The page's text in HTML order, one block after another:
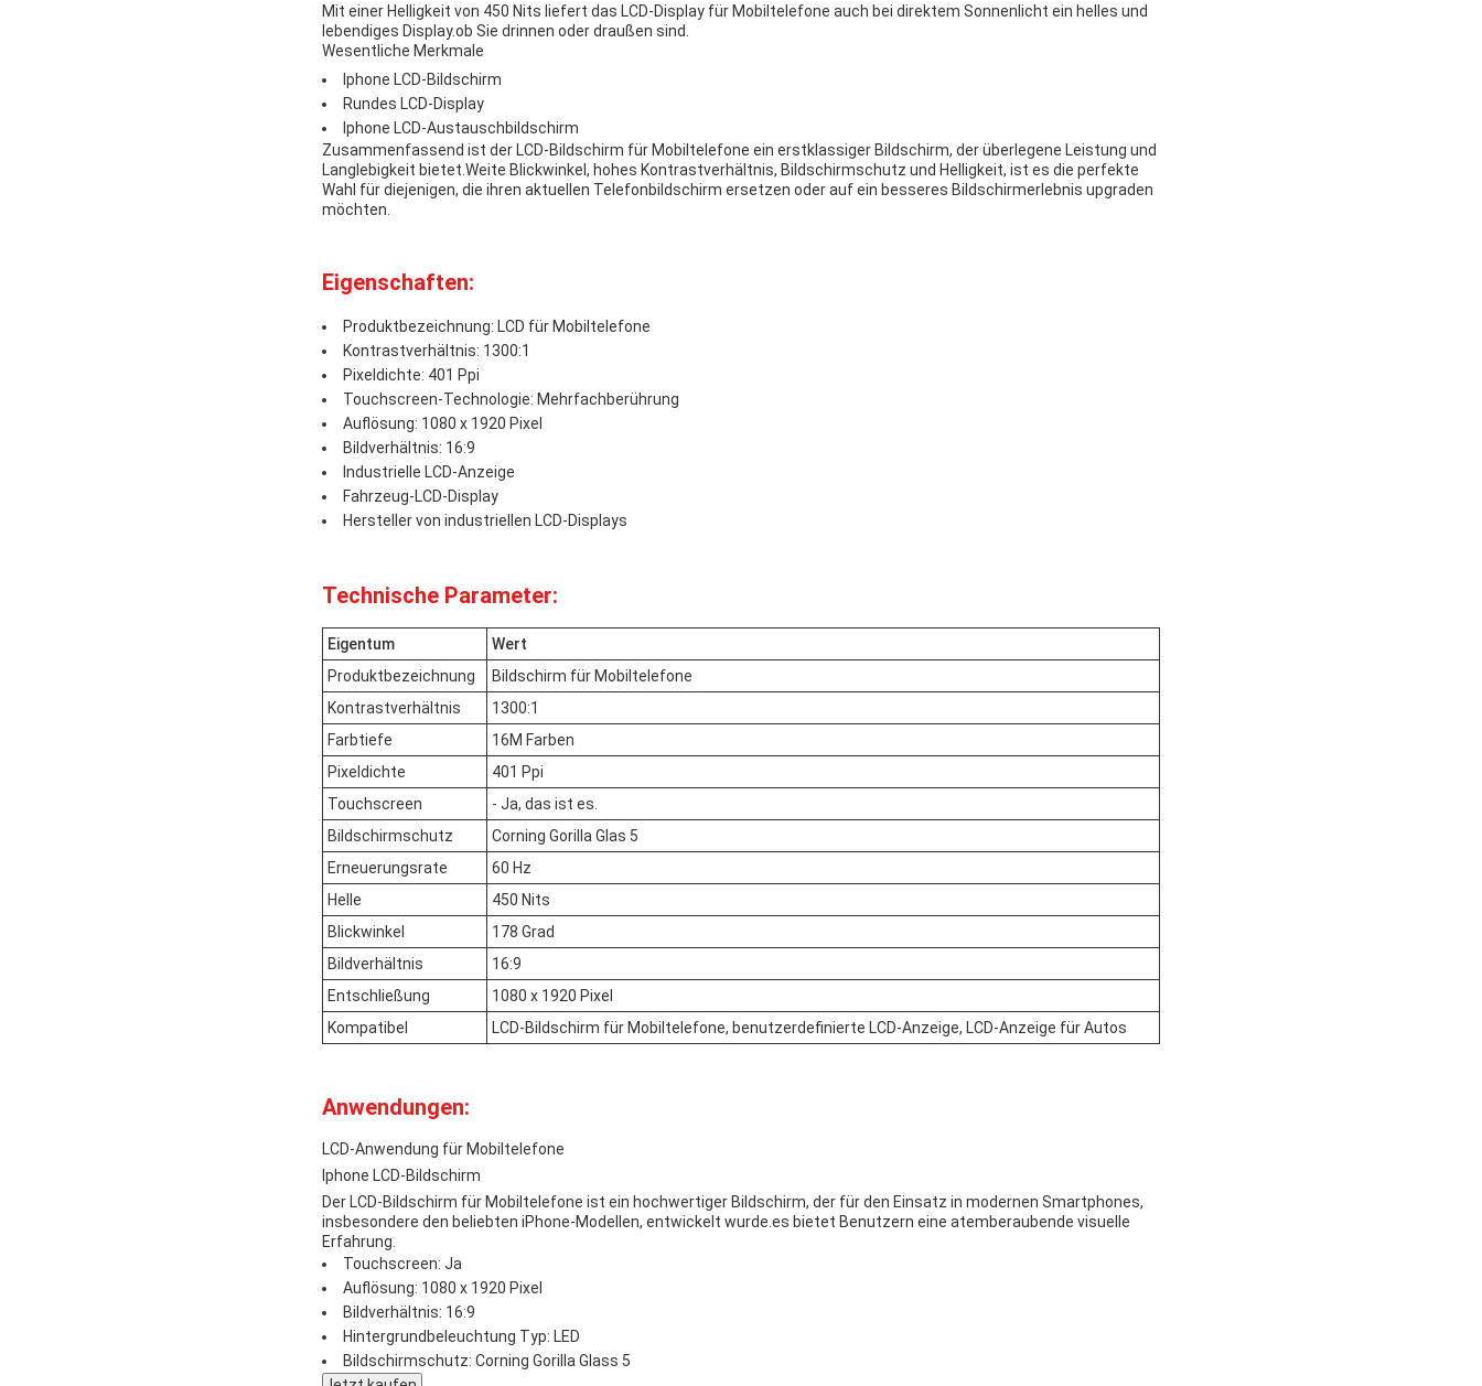
Mit einer Helligkeit von 450 Nits liefert das LCD-Display für Mobiltelefone auch bei direktem Sonnenlicht ein helles und
lebendiges Display.ob Sie drinnen oder draußen sind.
Wesentliche Merkmale
Iphone LCD-Bildschirm
Rundes LCD-Display
Iphone LCD-Austauschbildschirm
Zusammenfassend ist der LCD-Bildschirm für Mobiltelefone ein erstklassiger Bildschirm, der überlegene Leistung und
Langlebigkeit bietet.Weite Blickwinkel, hohes Kontrastverhältnis, Bildschirmschutz und Helligkeit, ist es die perfekte
Wahl für diejenigen, die ihren aktuellen Telefonbildschirm ersetzen oder auf ein besseres Bildschirmerlebnis upgraden
möchten.
Eigenschaften:
Produktbezeichnung: LCD für Mobiltelefone
Kontrastverhältnis: 1300:1
Pixeldichte: 401 Ppi
Touchscreen-Technologie: Mehrfachberührung
Auflösung: 1080 x 1920 Pixel
Bildverhältnis: 16:9
Industrielle LCD-Anzeige
Fahrzeug-LCD-Display
Hersteller von industriellen LCD-Displays
Technische Parameter:
Eigentum
Wert
Produktbezeichnung
Bildschirm für Mobiltelefone
Kontrastverhältnis
1300:1
Farbtiefe
16M Farben
Pixeldichte
401 Ppi
Touchscreen
- Ja, das ist es.
Bildschirmschutz
Corning Gorilla Glas 5
Erneuerungsrate
60 Hz
Helle
450 Nits
Blickwinkel
178 Grad
Bildverhältnis
16:9
Entschließung
1080 x 1920 Pixel
Kompatibel
LCD-Bildschirm für Mobiltelefone, benutzerdefinierte LCD-Anzeige, LCD-Anzeige für Autos
Anwendungen:
LCD-Anwendung für Mobiltelefone
Iphone LCD-Bildschirm
Der LCD-Bildschirm für Mobiltelefone ist ein hochwertiger Bildschirm, der für den Einsatz in modernen Smartphones,
insbesondere den beliebten iPhone-Modellen, entwickelt wurde.es bietet Benutzern eine atemberaubende visuelle
Erfahrung.
Touchscreen: Ja
Auflösung: 1080 x 1920 Pixel
Bildverhältnis: 16:9
Hintergrundbeleuchtung Typ: LED
Bildschirmschutz: Corning Gorilla Glass 5